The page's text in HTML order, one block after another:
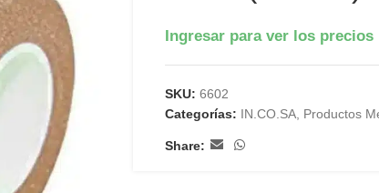
Ingresar para ver los precios
SKU: 6602
Categorías: IN.CO.SA, Productos
Share: